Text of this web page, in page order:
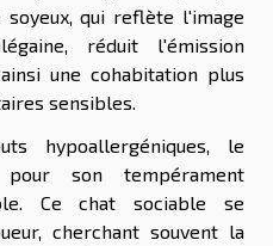
soyeux, qui reflète l'image
réduit l'émission
une cohabitation plus
sensibles.
hypoallergéniques, le
son tempérament
Ce chat sociable se
cherchant souvent la